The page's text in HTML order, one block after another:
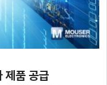
제품 공급